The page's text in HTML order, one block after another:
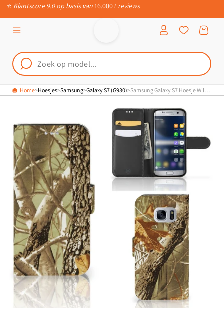
Meteen naar
⭐ Klantscore 9.0 op basis van16.000+ reviews
Inloggen Winkelwagen
Home Hoesjes Samsung Galaxy S7 (G930) Samsung Galaxy S7 Hoesje Wildernis